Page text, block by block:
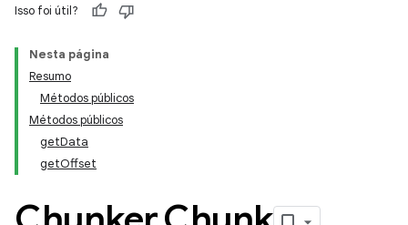
Isso foi útil?
Nesta página
Resumo
Métodos públicos
Métodos públicos
getData
getOffset